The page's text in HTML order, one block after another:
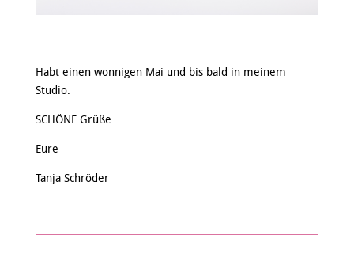
Habt einen wonnigen Mai und bis bald in meinem
Studio.
SCHÖNE Grüße
Eure
Tanja Schröder